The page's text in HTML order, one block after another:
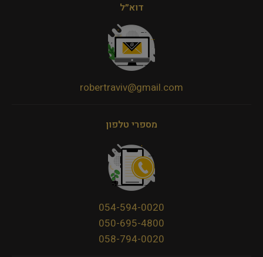
דוא״ל
robertraviv@gmail.com
מספרי טלפון
054-594-0020
050-695-4800
058-794-0020